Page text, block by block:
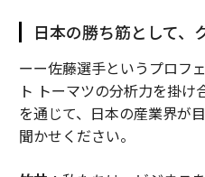
日本の勝ち筋として、
ーー佐藤選手というプロフ
ト トーマツの分析力を掛
を通じて、日本の産業界が
聞かせください。